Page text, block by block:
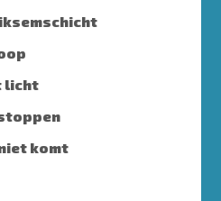
licht
komt